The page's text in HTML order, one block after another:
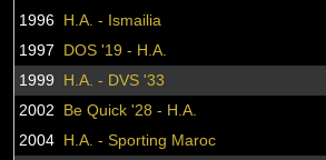
1996 H.A. - Ismailia
1997
DOS '19 - H.A.
1999
H.A. - DVS '33
2002
Be Quick '28 - H.A.
2004 H.A. - Sporting Maroc